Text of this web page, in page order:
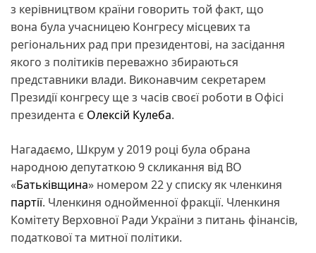
з керівництвом країни говорить той факт, що
вона була учасницею Конгресу місцевих та
регіональних рад при президентові, на засідання
якого з політиків переважно збираються
представники влади. Виконавчим секретарем
Президії конгресу ще з часів своєї роботи в Офісі
президента є Олексій Кулеба.
Нагадаємо, Шкрум у 2019 році була обрана
народною депутаткою 9 скликання від ВО
«Батьківщина» номером 22 у списку як членкиня
партії. Членкиня однойменної фракції. Членкиня
Комітету Верховної Ради України з питань фінансів,
податкової та митної політики.